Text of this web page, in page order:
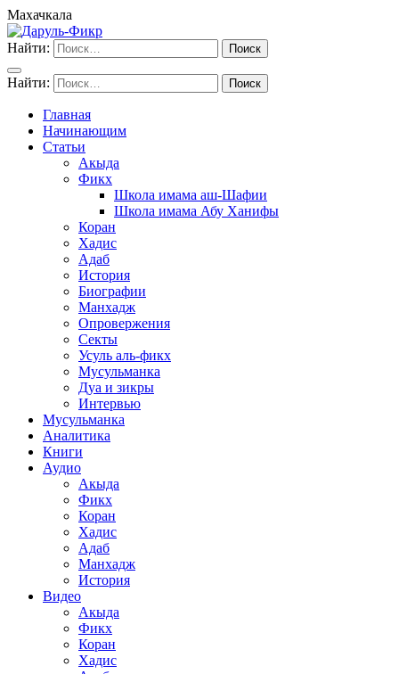
Махачкала
Найти:
Найти:
Главная
Начинающим
Статьи
Акыда
Фикх
Школа имама аш-Шафии
Школа имама Абу Ханифы
Коран
Хадис
Адаб
История
Биографии
Манхадж
Опровержения
Секты
Усуль аль-фикх
Мусульманка
Дуа и зикры
Интервью
Мусульманка
Аналитика
Книги
Аудио
Акыда
Фикх
Коран
Хадис
Адаб
Манхадж
История
Видео
Акыда
Фикх
Коран
Хадис